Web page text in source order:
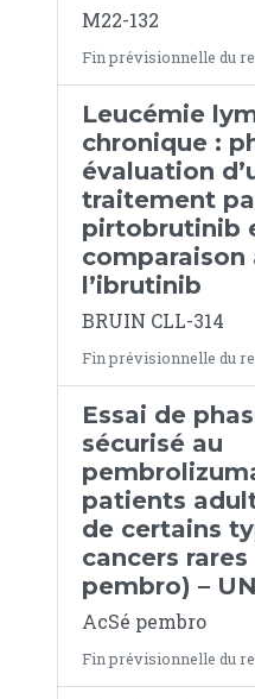
M22-132
Fin prévisionnelle du
Leucémie
chronique :
évaluation
traitement
pirtobrutinib
comparaison
l’ibrutinib
BRUIN CLL-314
Fin prévisionnelle du
Essai de
sécurisé au
patients
de certains
cancers rares
pembro) –
AcSé pembro
Fin prévisionnelle du